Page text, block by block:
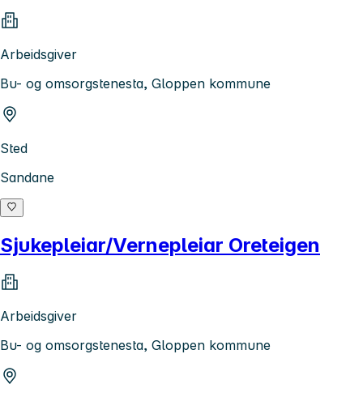
Arbeidsgiver
Bu- og omsorgstenesta, Gloppen kommune
Sted
Sandane
Sjukepleiar/Vernepleiar Oreteigen
Arbeidsgiver
Bu- og omsorgstenesta, Gloppen kommune